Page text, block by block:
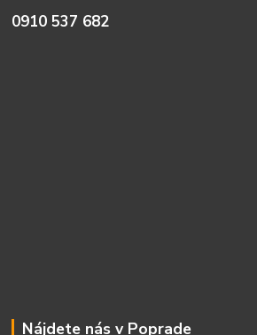
0910 537 682
Nájdete nás v Poprade